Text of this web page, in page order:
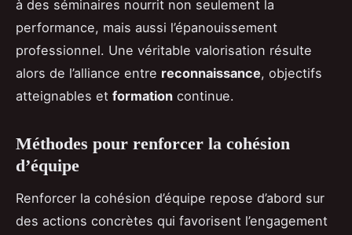
à des séminaires nourrit non seulement la
performance, mais aussi l’épanouissement
professionnel. Une véritable valorisation résulte
alors de l’alliance entre reconnaissance, objectifs
atteignables et formation continue.
Méthodes pour renforcer la cohésion
d’équipe
Renforcer la cohésion d’équipe repose d’abord sur
des actions concrètes qui favorisent l’engagement